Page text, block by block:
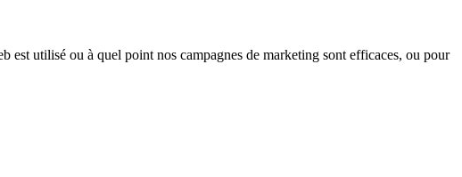
est utilisé ou à quel point nos campagnes de marketing sont efficaces, ou pour